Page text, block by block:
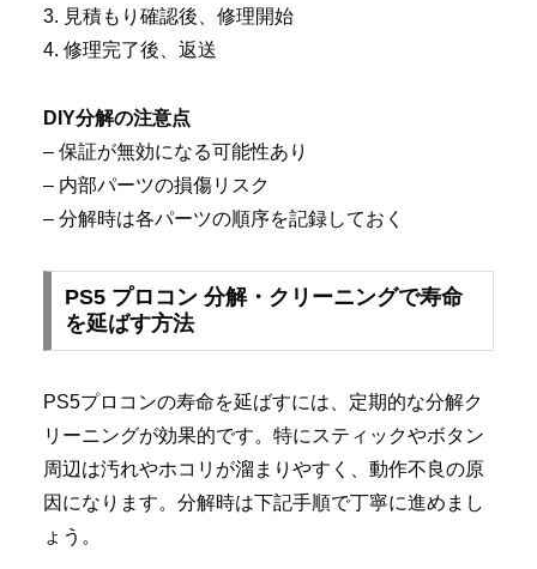
3. 見積もり確認後、修理開始
4. 修理完了後、返送
DIY分解の注意点
– 保証が無効になる可能性あり
– 内部パーツの損傷リスク
– 分解時は各パーツの順序を記録しておく
PS5 プロコン 分解・クリーニングで寿命
を延ばす方法
PS5プロコンの寿命を延ばすには、定期的な分解ク
リーニングが効果的です。特にスティックやボタン
周辺は汚れやホコリが溜まりやすく、動作不良の原
因になります。分解時は下記手順で丁寧に進めまし
ょう。